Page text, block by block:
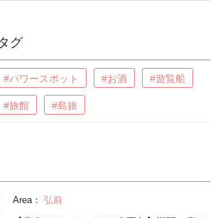
グ
#パワースポット #お酒 #遊覧船
#旅館 #島旅
Area： 弘前